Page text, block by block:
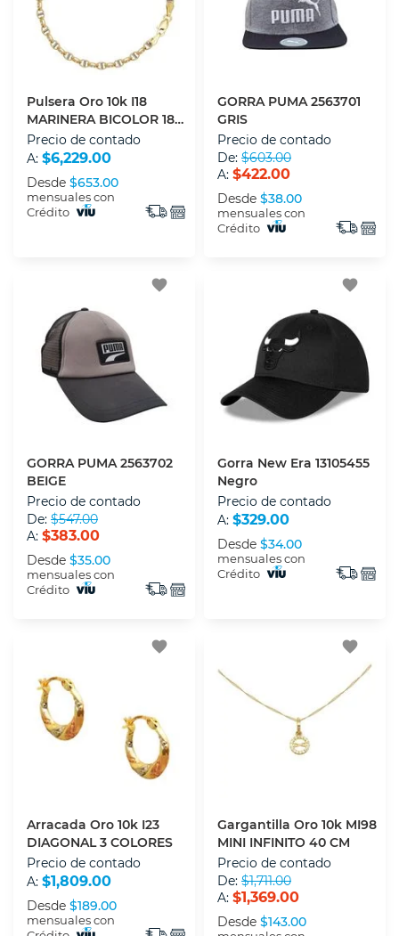
Pulsera Oro 10k I18
MARINERA BICOLOR 18
CM
Precio de contado
A: $6,229.00
Desde $653.00
mensuales con
Crédito
GORRA PUMA 2563701
GRIS
Precio de contado
De: $603.00
A: $422.00
Desde $38.00
mensuales con
Crédito
favorite
GORRA PUMA 2563702
BEIGE
Precio de contado
De: $547.00
A: $383.00
Desde $35.00
mensuales con
Crédito
favorite
Gorra New Era 13105455
Negro
Precio de contado
A: $329.00
Desde $34.00
mensuales con
Crédito
favorite
Arracada Oro 10k I23
DIAGONAL 3 COLORES
Precio de contado
A: $1,809.00
Desde $189.00
mensuales con
favorite
Gargantilla Oro 10k MI98
MINI INFINITO 40 CM
Precio de contado
De: $1,711.00
A: $1,369.00
Desde $143.00